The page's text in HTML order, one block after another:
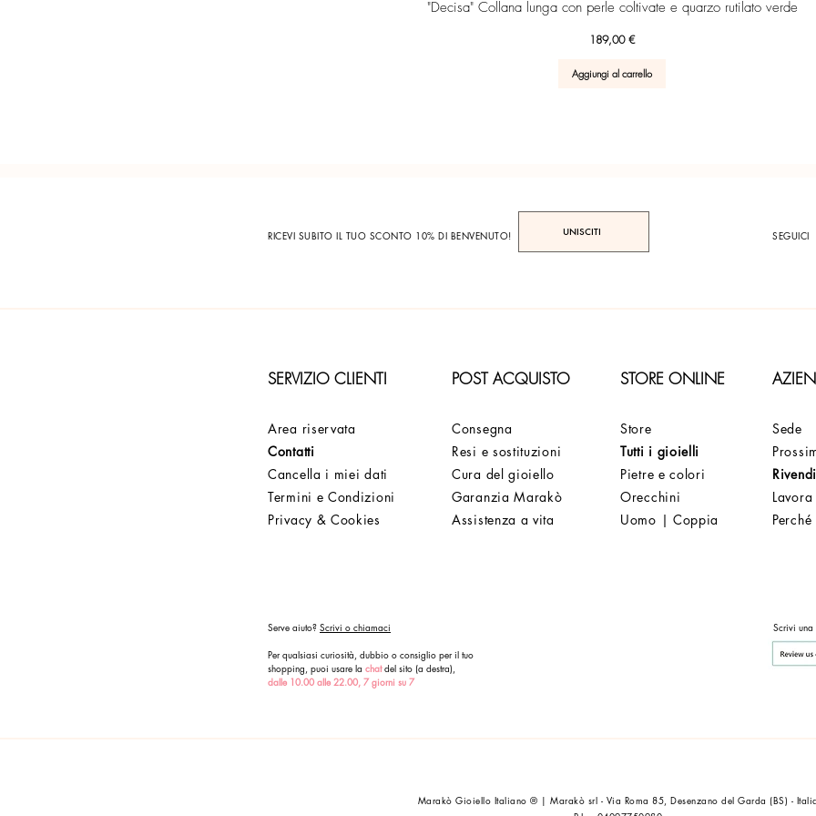
Vista rapida
"Decisa" Collana lunga con perle coltivate e quarzo rutilato verde
Prezzo
189,00 €
Aggiungi al carrello
RICEVI SUBITO IL TUO SCONTO 10% DI BENVENUTO! UNISCITI SEGUICI
SERVIZIO CLIENTI POST ACQUISTO STORE ONLINE
Area riservata
Contatti
Cancella i miei dati
Termini e Condizioni
Privacy & Cookies
Consegna
Resi e sostituzioni
Cura del gioiello
Garanzia Marakò
Assistenza a vita
Store
Tutti i gioielli
Pietre e colori
Orecchini
Uomo | Coppia
Sede
Serve aiuto? Scrivi o chiamaci
Per qualsiasi curiosità, dubbio o consiglio per il tuo
shopping, puoi usare la chatdel sito (a destra),
dalle 10.00 alle 22.00, 7 giorni su 7
Scrivi una
Marakò Gioiello Italiano ® | Marakò srl - Via Roma 85, Desenzano del Garda (BS) -